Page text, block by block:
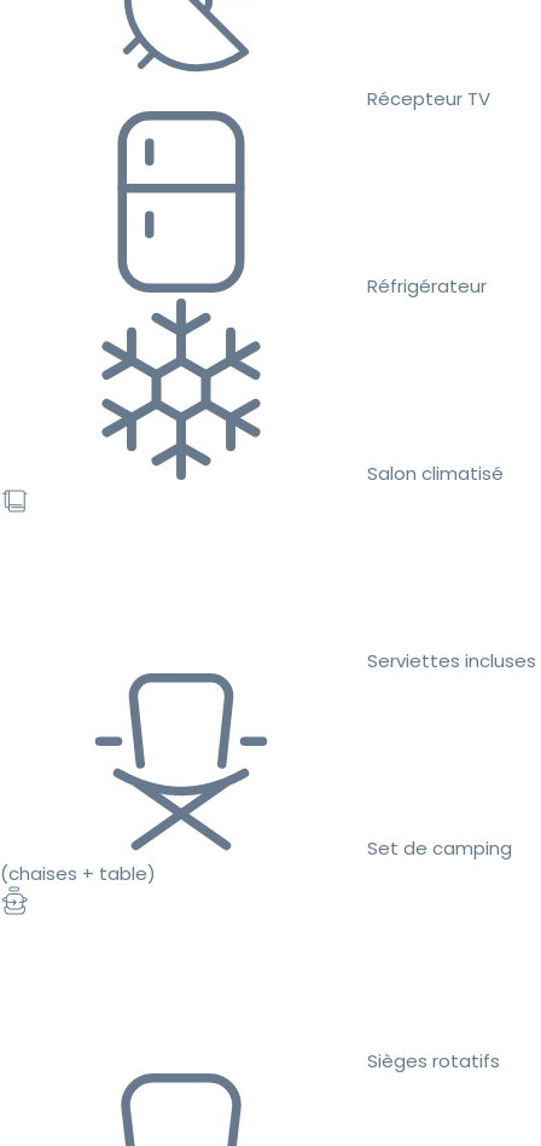
Récepteur TV
Réfrigérateur
Salon climatisé
Serviettes incluses
Set de camping
(chaises + table)
Sièges rotatifs